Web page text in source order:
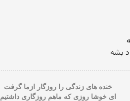
بشه
خنده های زندگی را روزگار ازما گرفت
ای خوشا روزی که ماهم روزگاری داشتیم